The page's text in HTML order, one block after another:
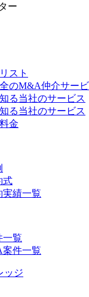
ー
スト
のM&A仲介サー
る当社のサービス
る当社のサービス
金
式
績一覧
一覧
件一覧
ッジ